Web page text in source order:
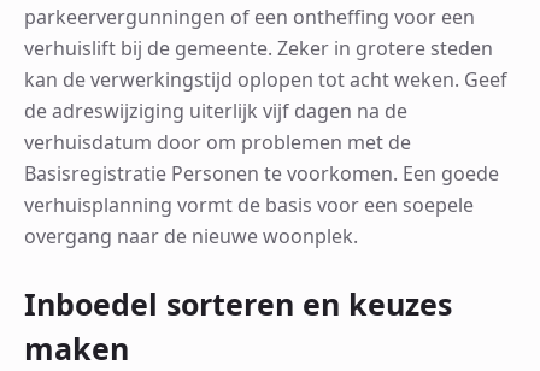
parkeervergunningen of een ontheffing voor een
verhuislift bij de gemeente. Zeker in grotere steden
kan de verwerkingstijd oplopen tot acht weken. Geef
de adreswijziging uiterlijk vijf dagen na de
verhuisdatum door om problemen met de
Basisregistratie Personen te voorkomen. Een goede
verhuisplanning vormt de basis voor een soepele
overgang naar de nieuwe woonplek.
Inboedel sorteren en keuzes
maken